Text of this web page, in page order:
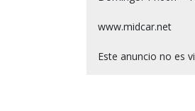
www.midcar.net